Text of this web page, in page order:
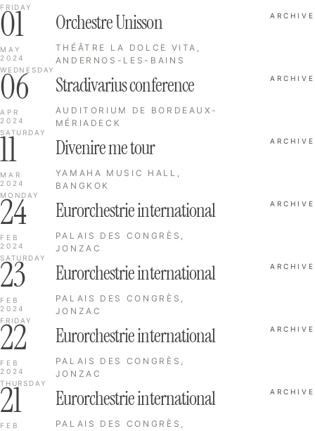
FRIDAY
01
MAY
2024
WEDNESDAY
Orchestre Unisson
THÉÂTRE LA DOLCE VITA,
ANDERNOS-LES-BAINS
ARCHIVE
06
APR
2024
SATURDAY
Stradivarius conference
AUDITORIUM DE BORDEAUX-
MÉRIADECK
ARCHIVE
11
MAR
2024
MONDAY
Divenire me tour
YAMAHA MUSIC HALL,
BANGKOK
ARCHIVE
24
FEB
2024
SATURDAY
Eurorchestrie international
PALAIS DES CONGRÈS,
JONZAC
ARCHIVE
23
FEB
2024
FRIDAY
Eurorchestrie international
PALAIS DES CONGRÈS,
JONZAC
ARCHIVE
22
FEB
2024
THURSDAY
Eurorchestrie international
PALAIS DES CONGRÈS,
JONZAC
ARCHIVE
21
FEB
Eurorchestrie international
PALAIS DES CONGRÈS,
ARCHIVE